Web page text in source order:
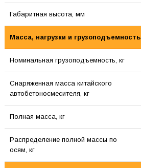
Габаритная высота, мм
Масса, нагрузки и грузоподъемность
Номинальная грузоподъемность, кг
Снаряженная масса китайского
автобетоносмесителя, кг
Полная масса, кг
Распределение полной массы по
осям, кг